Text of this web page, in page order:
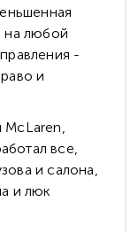
на любой
-
и
McLaren,
все,
и салона,
и люк